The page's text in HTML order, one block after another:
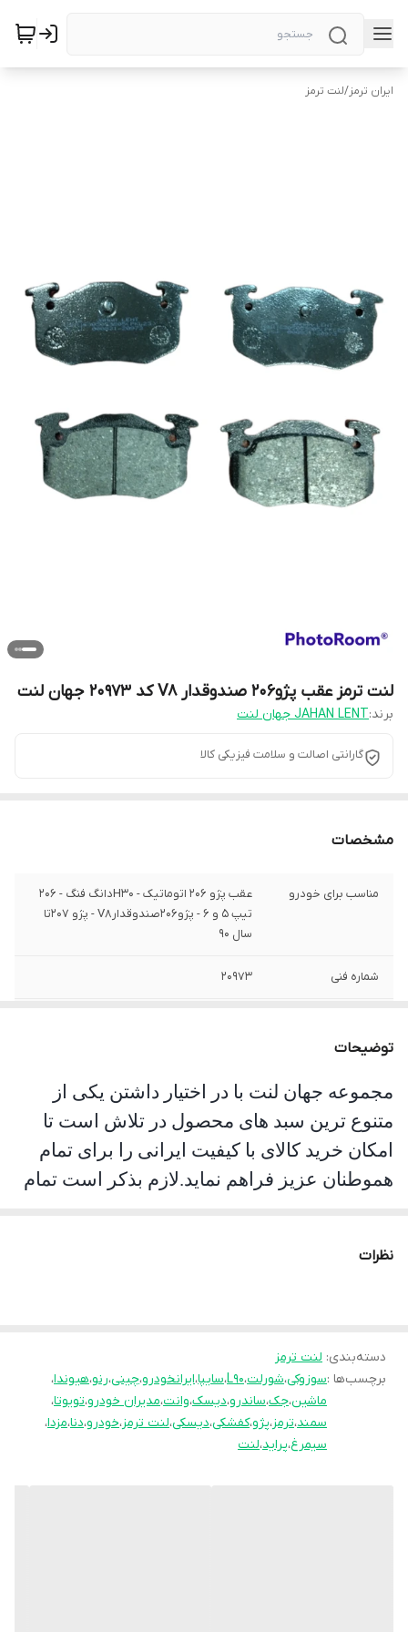
ایران ترمز/لنت ترمز
لنت ترمز عقب پژو206 صندوقدار V8 کد 20973 جهان لنت
برند:JAHAN LENT جهان لنت
گارانتی اصالت و سلامت فیزیکی کالا
مشخصات
مناسب برای خودرو
عقب پژو 206 اتوماتیک - H30دانگ فنگ - 206
تیپ 5 و 6 - پژو206صندوقدارV8 - پژو 207تا
سال 90
شماره فنی 20973
توضیحات
مجموعه جهان لنت با در اختیار داشتن یکی از
متنوع ترین سبد های محصول در تلاش است تا
امکان خرید کالای با کیفیت ایرانی را برای تمام
هموطنان عزیز فراهم نماید.لازم بذکر است تمام
نوآوری فرمولاسیون جدید محصول فوق را با نام
تولید شده موفق به جلب رضایت حداکثری
کاربران شده است به طوری پیمایش و عمر مفید
آن قابل قبول است و در زمان استفاده به هیچ
عنوان سوت نمی کشد و از همه مهمتر اینکه
نظرات
دسته‌بندی: لنت ترمز
برچسب‌ها :سوزوکی،شورلت،L90،سایپا،ایرانخودرو،چینی،رنو،هیوندا،
ماشین،جک،ساندرو،دیسک،وانت،مدیران خودرو،تویوتا،
سمند،ترمز،پژو،کفشکی،دیسکی،لنت ترمز،خودرو،دنا،مزدا،
سیمرغ،پراید،لنت